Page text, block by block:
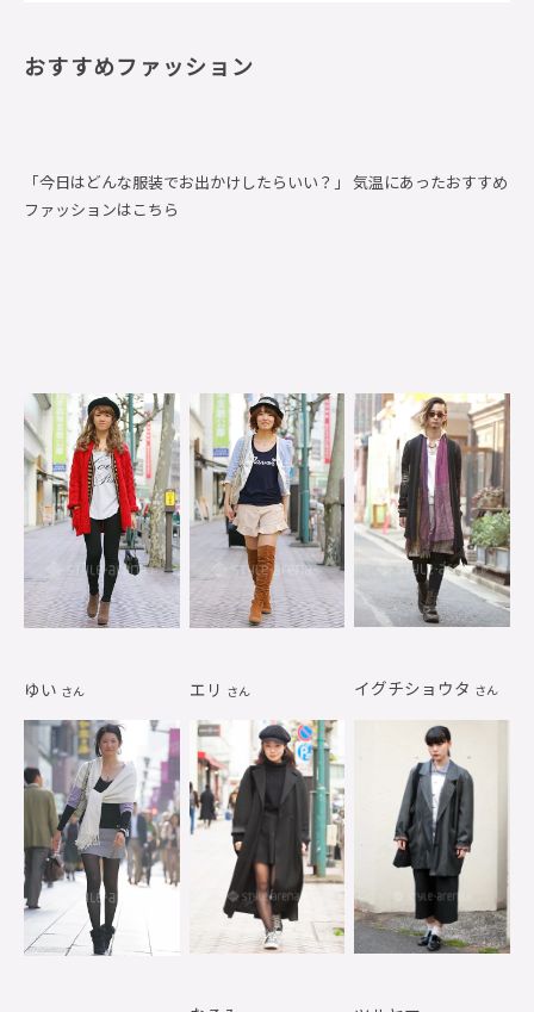
おすすめファッション
「今日はどんな服装でお出かけしたらいい？」 気温にあったおすすめ
ファッションはこちら
ゆい さん エリ さん イグチショウタ さん